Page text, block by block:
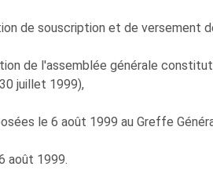
de souscription et de versement
de l'assemblée générale
juillet 1999),
le 6 août 1999 au Greffe
août 1999.